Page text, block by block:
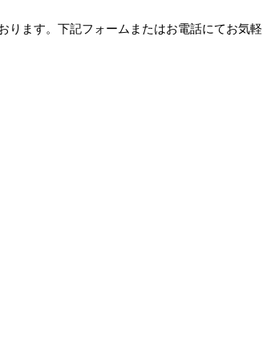
ます。下記フォームまたはお電話にてお気